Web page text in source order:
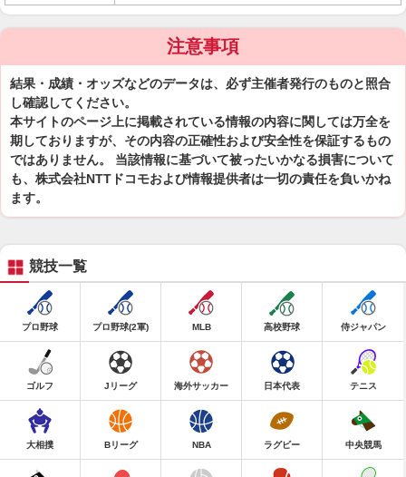
注意事項
結果・成績・オッズなどのデータは、必ず主催者発行のものと照合
し確認してください。
本サイトのページ上に掲載されている情報の内容に関しては万全を
期しておりますが、その内容の正確性および安全性を保証するもの
ではありません。 当該情報に基づいて被ったいかなる損害について
も、株式会社NTTドコモおよび情報提供者は一切の責任を負いかね
ます。
競技一覧
プロ野球 プロ野球(2軍) MLB 高校野球 侍ジャパン
ゴルフ Jリーグ 海外サッカー 日本代表 テニス
大相撲 Bリーグ NBA ラグビー 中央競馬